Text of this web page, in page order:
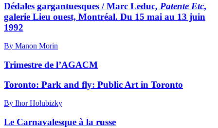
Dédales gargantuesques / Marc Leduc, Patente Etc,
galerie Lieu ouest, Montréal. Du 15 mai au 13 juin
1992
By Manon Morin
Trimestre de l’AGACM
Toronto: Park and fly: Public Art in Toronto
By Ihor Holubizky
Le Carnavalesque à la russe